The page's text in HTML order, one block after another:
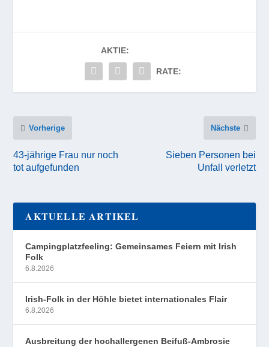
AKTIE:
RATE:
Vorherige
43-jährige Frau nur noch
tot aufgefunden
Nächste
Sieben Personen bei
Unfall verletzt
AKTUELLE ARTIKEL
Campingplatzfeeling: Gemeinsames Feiern mit Irish
Folk
6.8.2026
Irish-Folk in der Höhle bietet internationales Flair
6.8.2026
Ausbreitung der hochallergenen Beifuß-Ambrosie